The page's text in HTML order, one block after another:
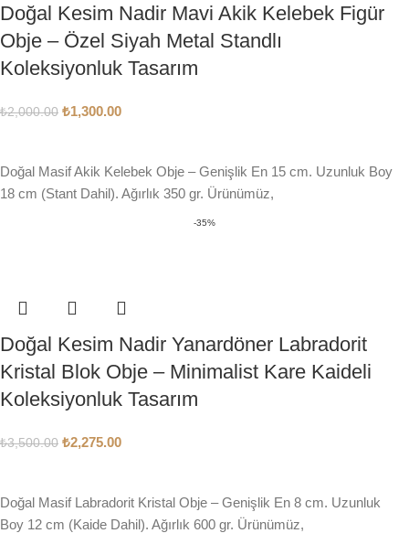
Doğal Kesim Nadir Mavi Akik Kelebek Figür
Obje – Özel Siyah Metal Standlı
Koleksiyonluk Tasarım
₺2,000.00 ₺1,300.00
Doğal Masif Akik Kelebek Obje – Genişlik En 15 cm. Uzunluk Boy
18 cm (Stant Dahil). Ağırlık 350 gr. Ürünümüz,
-35%
Doğal Kesim Nadir Yanardöner Labradorit
Kristal Blok Obje – Minimalist Kare Kaideli
Koleksiyonluk Tasarım
₺3,500.00 ₺2,275.00
Doğal Masif Labradorit Kristal Obje – Genişlik En 8 cm. Uzunluk
Boy 12 cm (Kaide Dahil). Ağırlık 600 gr. Ürünümüz,